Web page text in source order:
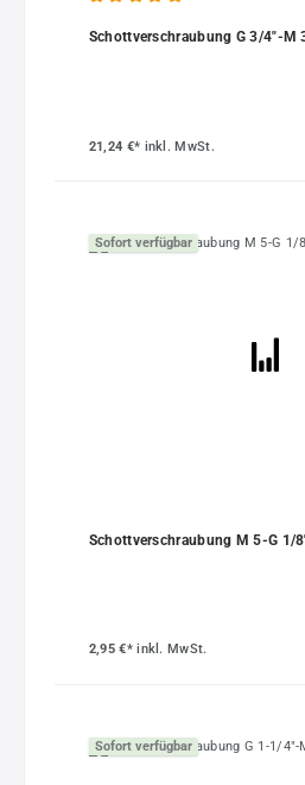
Schottverschraubung G 3/4"-M
21,24 €* inkl. MwSt.
Sofort verfügbar
Schottverschraubung M 5-G 1/
2,95 €*inkl. MwSt.
Sofort verfügbar